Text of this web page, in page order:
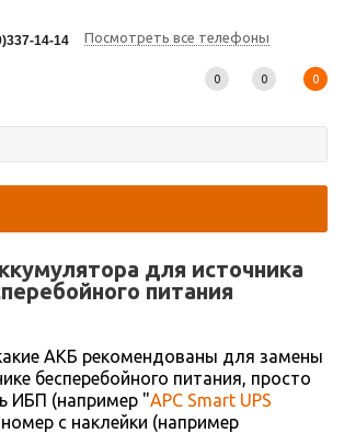
14-14 Посмотреть все телефоны
0 0 0
для источника
питания
АКБ рекомендованы для замены
бесперебойного питания, просто
ИБП (например "APC Smart UPS
с наклейки (например